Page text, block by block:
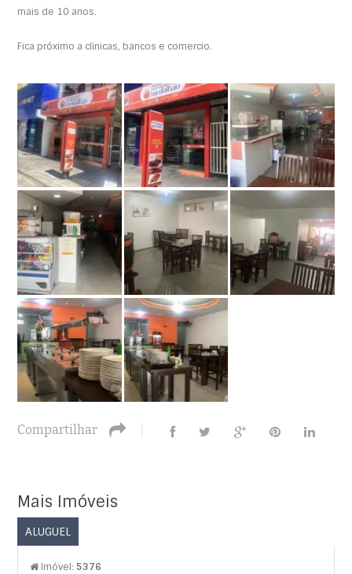
mais de 10 anos.
Fica próximo a clinicas, bancos e comercio.
Compartilhar
Mais Imóveis
ALUGUEL
Imóvel: 5376